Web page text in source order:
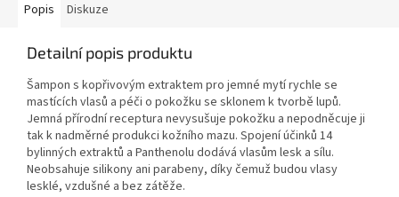
Popis Diskuze
Detailní popis produktu
Šampon s kopřivovým extraktem pro jemné mytí rychle se
mastících vlasů a péči o pokožku se sklonem k tvorbě lupů.
Jemná přírodní receptura nevysušuje pokožku a nepodněcuje ji
tak k nadměrné produkci kožního mazu. Spojení účinků 14
bylinných extraktů a Panthenolu dodává vlasům lesk a sílu.
Neobsahuje silikony ani parabeny, díky čemuž budou vlasy
lesklé, vzdušné a bez zátěže.